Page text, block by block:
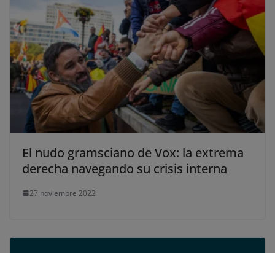
El nudo gramsciano de Vox: la extrema
derecha navegando su crisis interna
27 noviembre 2022